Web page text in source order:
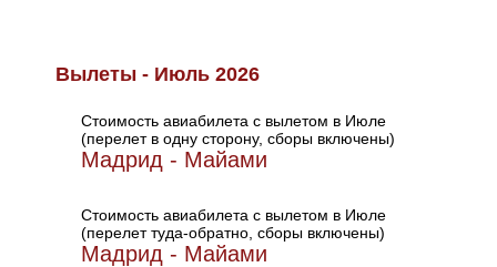
Вылеты - Июль 2026
Стоимость авиабилета с вылетом в Июле
(перелет в одну сторону, сборы включены)
Мадрид - Майами
Стоимость авиабилета с вылетом в Июле
(перелет туда-обратно, сборы включены)
Мадрид - Майами